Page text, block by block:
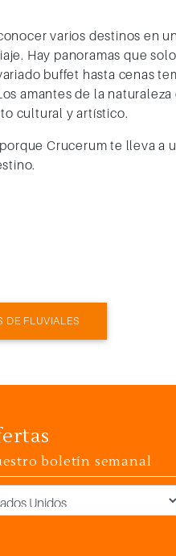
varios destinos en
Hay panoramas que
buffet hasta cenas
amantes de la
cultural y artístico.
Crucerum te lleva a
DE FLUVIALES
boletín semanal